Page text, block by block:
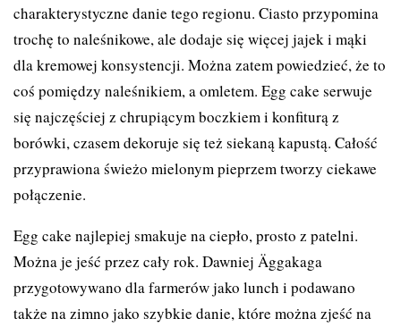
charakterystyczne danie tego regionu. Ciasto przypomina
trochę to naleśnikowe, ale dodaje się więcej jajek i mąki
dla kremowej konsystencji. Można zatem powiedzieć, że to
coś pomiędzy naleśnikiem, a omletem. Egg cake serwuje
się najczęściej z chrupiącym boczkiem i konfiturą z
borówki, czasem dekoruje się też siekaną kapustą. Całość
przyprawiona świeżo mielonym pieprzem tworzy ciekawe
połączenie.
Egg cake najlepiej smakuje na ciepło, prosto z patelni.
Można je jeść przez cały rok. Dawniej Äggakaga
przygotowywano dla farmerów jako lunch i podawano
także na zimno jako szybkie danie, które można zjeść na